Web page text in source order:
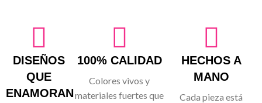
DISEÑOS
QUE
ENAMORAN
100% CALIDAD
Colores vivos y
materiales fuertes que
HECHOS A
MANO
Cada pieza está